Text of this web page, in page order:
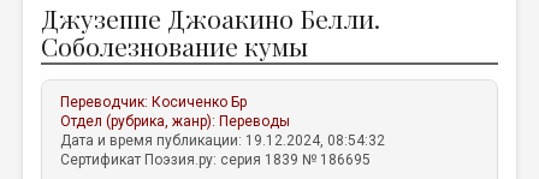
ЖАНРЫ
АВТОРЫ
КОММЕНТАРИИ
ЛИТСАЛОН
Джузеппе Джоакино Белли.
Соболезнование кумы
Переводчик: Косиченко Бр
Отдел (рубрика, жанр): Переводы
Дата и время публикации: 19.12.2024, 08:54:32
Сертификат Поэзия.ру: серия 1839 № 186695